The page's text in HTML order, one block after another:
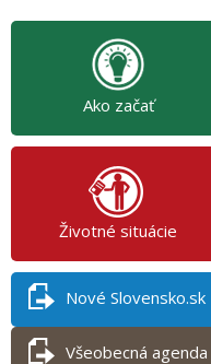
Ako začať
Životné situácie
Nové Slovensko.sk
Všeobecná agenda